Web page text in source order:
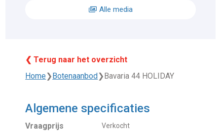
Alle media
❮ Terug naar het overzicht
Home❯Botenaanbod❯Bavaria 44 HOLIDAY
Algemene specificaties
Vraagprijs Verkocht